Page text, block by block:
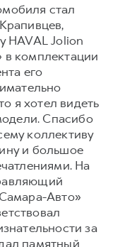
стал
HAVAL Jolion
комплектации
его
я хотел видеть
Спасибо
коллективу
и большое
На
Авто»
за
памятный